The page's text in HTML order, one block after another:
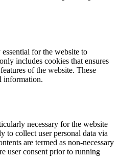
for the website to
includes cookies that ensures
of the website. These
information.
necessary for the website
to collect user personal data via
are termed as non-necessary
user consent prior to running